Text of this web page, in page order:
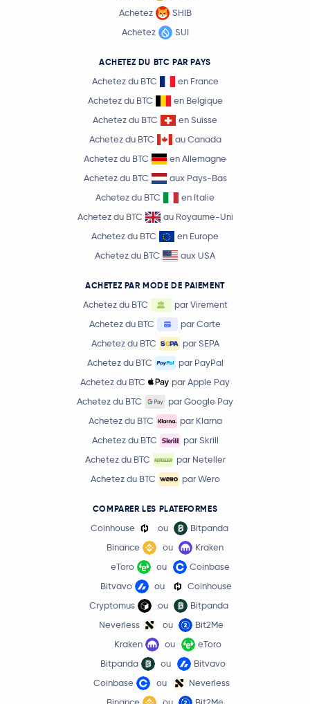
Achetez
SHIB
Achetez
SUI
ACHETEZ DU BTC PAR PAYS
Achetez du BTC
en France
Achetez du BTC
en Belgique
Achetez du BTC
en Suisse
Achetez du BTC
au Canada
Achetez du BTC
en Allemagne
Achetez du BTC
aux Pays-Bas
Achetez du BTC
en Italie
Achetez du BTC
au Royaume-Uni
Achetez du BTC
en Europe
Achetez du BTC
aux USA
ACHETEZ PAR MODE DE PAIEMENT
Achetez du BTC
par Virement
Achetez du BTC
par Carte
Achetez du BTC
par SEPA
Achetez du BTC
par PayPal
Achetez du BTC
par Apple Pay
Achetez du BTC
par Google Pay
Achetez du BTC
par Klarna
Achetez du BTC
par Skrill
Achetez du BTC
par Neteller
Achetez du BTC
par Wero
COMPARER LES PLATEFORMES
Coinhouse ou
Bitpanda
Binance
ou
Kraken
eToro
ou
Coinbase
Bitvavo
ou
Coinhouse
Cryptomus
ou
Bitpanda
Neverless
ou
Bit2Me
Kraken
ou
eToro
Bitpanda
ou
Bitvavo
Coinbase
ou
Neverless